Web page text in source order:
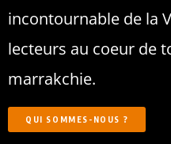
incontournable de la
lecteurs au coeur de
marrakchie.
QUI SOMMES-NOUS ?